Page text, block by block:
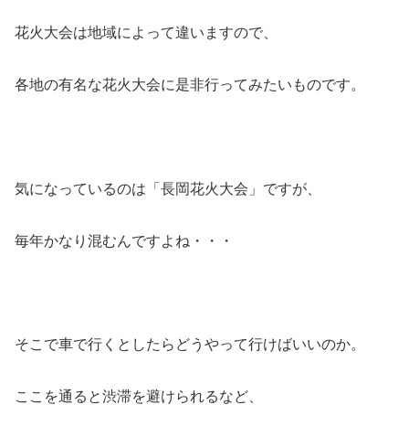
花火大会は地域によって違いますので、
各地の有名な花火大会に是非行ってみたいものです。
気になっているのは「長岡花火大会」ですが、
毎年かなり混むんですよね・・・
そこで車で行くとしたらどうやって行けばいいのか。
ここを通ると渋滞を避けられるなど、